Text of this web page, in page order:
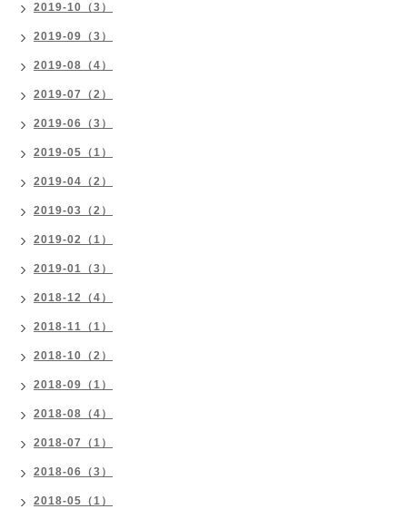
2019-10（3）
2019-09（3）
2019-08（4）
2019-07（2）
2019-06（3）
2019-05（1）
2019-04（2）
2019-03（2）
2019-02（1）
2019-01（3）
2018-12（4）
2018-11（1）
2018-10（2）
2018-09（1）
2018-08（4）
2018-07（1）
2018-06（3）
2018-05（1）